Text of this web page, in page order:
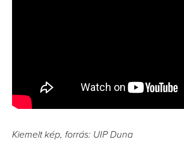
Kiemelt kép, forrás: UIP Duna